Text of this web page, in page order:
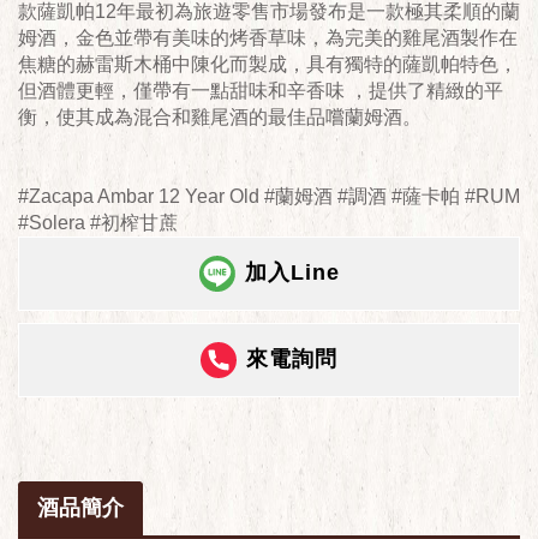
款薩凱帕12年最初為旅遊零售市場發布是一款極其柔順的蘭
姆酒，金色並帶有美味的烤香草味，為完美的雞尾酒製作在
焦糖的赫雷斯木桶中陳化而製成，具有獨特的薩凱帕特色，
但酒體更輕，僅帶有一點甜味和辛香味 ，提供了精緻的平
衡，使其成為混合和雞尾酒的最佳品嚐蘭姆酒。
#Zacapa Ambar 12 Year Old #蘭姆酒 #調酒 #薩卡帕 #RUM
#Solera #初榨甘蔗
加入Line
來電詢問
酒品簡介